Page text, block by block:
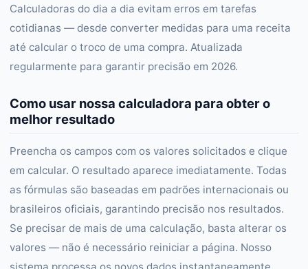
Calculadoras do dia a dia evitam erros em tarefas
cotidianas — desde converter medidas para uma receita
até calcular o troco de uma compra. Atualizada
regularmente para garantir precisão em 2026.
Como usar nossa calculadora para obter o
melhor resultado
Preencha os campos com os valores solicitados e clique
em calcular. O resultado aparece imediatamente. Todas
as fórmulas são baseadas em padrões internacionais ou
brasileiros oficiais, garantindo precisão nos resultados.
Se precisar de mais de uma calculação, basta alterar os
valores — não é necessário reiniciar a página. Nosso